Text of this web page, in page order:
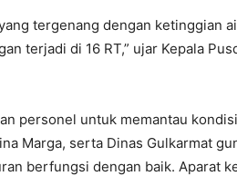
tergenang dengan ketinggian
terjadi di 16 RT,” ujar Kepala
personel untuk memantau
Marga, serta Dinas Gulkarmat
berfungsi dengan baik. Aparat